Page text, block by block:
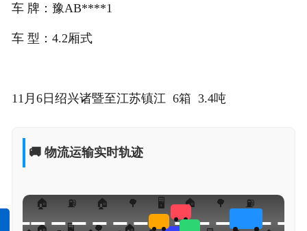
车 牌：豫AB****1
车 型：4.2厢式
11月6日绍兴诸暨至江苏镇江 6箱 3.4吨
🚚 物流运输实时轨迹